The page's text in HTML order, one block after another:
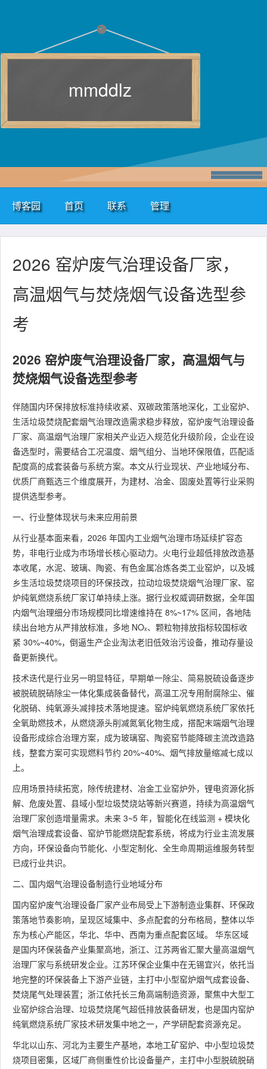
mmddlz
博客园 首页 联系 管理
2026 窑炉废气治理设备厂家，
高温烟气与焚烧烟气设备选型参
考
2026 窑炉废气治理设备厂家，高温烟气与
焚烧烟气设备选型参考
伴随国内环保排放标准持续收紧、双碳政策落地深化，工业窑炉、
生活垃圾焚烧配套烟气治理改造需求稳步释放，窑炉废气治理设备
厂家、高温烟气治理厂家相关产业迈入规范化升级阶段，企业在设
备选型时，需要结合工况温度、烟气组分、当地环保限值，匹配适
配度高的成套装备与系统方案。本文从行业现状、产业地域分布、
优质厂商甄选三个维度展开，为建材、冶金、固废处置等行业采购
提供选型参考。
一、行业整体现状与未来应用前景
从行业基本面来看，2026 年国内工业烟气治理市场延续扩容态
势，非电行业成为市场增长核心驱动力。火电行业超低排放改造基
本收尾，水泥、玻璃、陶瓷、有色金属冶炼各类工业窑炉，以及城
乡生活垃圾焚烧项目的环保技改，拉动垃圾焚烧烟气治理厂家、窑
炉纯氧燃烧系统厂家订单持续上涨。据行业权威调研数据，全年国
内烟气治理细分市场规模同比增速维持在 8%~17% 区间，各地陆
续出台地方从严排放标准，多地 NOₓ、颗粒物排放指标较国标收
紧 30%~40%，倒逼生产企业淘汰老旧低效治污设备，推动存量设
备更新换代。
技术迭代是行业另一明显特征，早期单一除尘、简易脱硫设备逐步
被脱硫脱硝除尘一体化集成装备替代，高温工况专用耐腐除尘、催
化脱硝、纯氧源头减排技术落地提速。窑炉纯氧燃烧系统厂家依托
全氧助燃技术，从燃烧源头削减氮氧化物生成，搭配末端烟气治理
设备形成综合治理方案，成为玻璃窑、陶瓷窑节能降碳主流改造路
线，整套方案可实现燃料节约 20%~40%、烟气排放量缩减七成以
上。
应用场景持续拓宽，除传统建材、冶金工业窑炉外，锂电资源化拆
解、危废处置、县域小型垃圾焚烧站等新兴赛道，持续为高温烟气
治理厂家创造增量需求。未来 3~5 年，智能化在线监测 + 模块化
烟气治理成套设备、窑炉节能燃烧配套系统，将成为行业主流发展
方向，环保设备向节能化、小型定制化、全生命周期运维服务转型
已成行业共识。
二、国内烟气治理设备制造行业地域分布
国内窑炉废气治理设备厂家产业布局受上下游制造业集群、环保政
策落地节奏影响，呈现区域集中、多点配套的分布格局，整体以华
东为核心产能区，华北、华中、西南为重点配套区域。 华东区域
是国内环保装备产业集聚高地，浙江、江苏两省汇聚大量高温烟气
治理厂家与系统研发企业。江苏环保企业集中在无锡宜兴，依托当
地完整的环保装备上下游产业链，主打中小型窑炉烟气成套设备、
焚烧尾气处理装置；浙江依托长三角高端制造资源，聚焦中大型工
业窑炉综合治理、垃圾焚烧尾气超低排放装备研发，也是国内窑炉
纯氧燃烧系统厂家技术研发集中地之一，产学研配套资源充足。
华北以山东、河北为主要生产基地，本地工矿窑炉、中小型垃圾焚
烧项目密集，区域厂商侧重性价比设备量产，主打中小型脱硫脱硝